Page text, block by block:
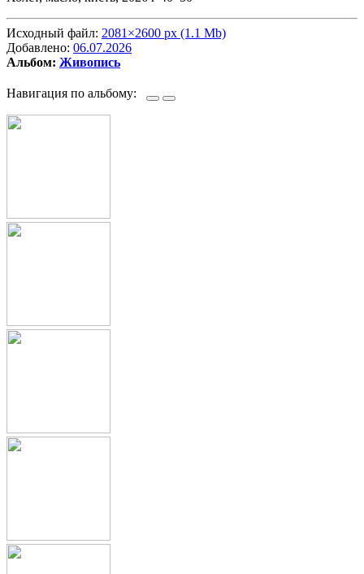
Исходный файл: 2081×2600 px (1.1 Mb)
Добавлено: 06.07.2026
Альбом: Живопись
Навигация по альбому: